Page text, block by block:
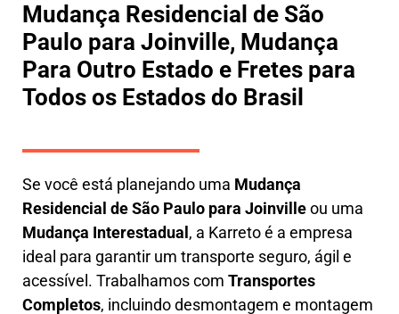
Mudança Residencial de São
Paulo para Joinville, Mudança
Para Outro Estado e Fretes para
Todos os Estados do Brasil
Se você está planejando uma Mudança
Residencial de São Paulo para Joinvilleou uma
Mudança Interestadual , a Karretoé a empresa
ideal para garantir um transporte seguro, ágil e
acessível. Trabalhamos com Transportes
Completos, incluindodesmontagem e montagem